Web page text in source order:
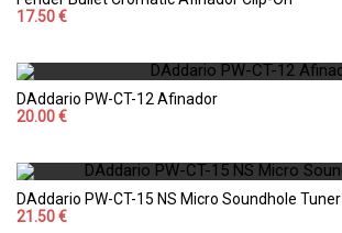
17.50 €
DAddario PW-CT-12 Afinador
20.00 €
DAddario PW-CT-15 NS Micro Soundhole Tuner
21.50 €